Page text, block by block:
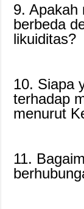
9. Apakah
berbeda
likuiditas?
10. Siapa
terhadap
menurut
11.